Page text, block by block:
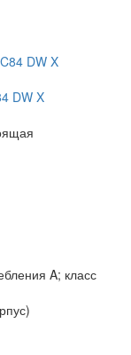
DW X
A; класс